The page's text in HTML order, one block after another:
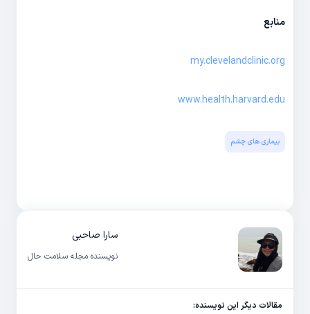
منابع
my.clevelandclinic.org
www.health.harvard.edu
بیماری های چشم
سارا صاحبی
نویسنده مجله سلامت حال
مقالات دیگر این نویسنده: